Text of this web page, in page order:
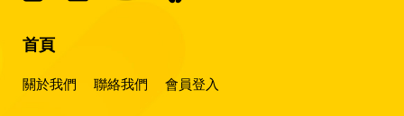
首頁
關於我們 聯絡我們 會員登入